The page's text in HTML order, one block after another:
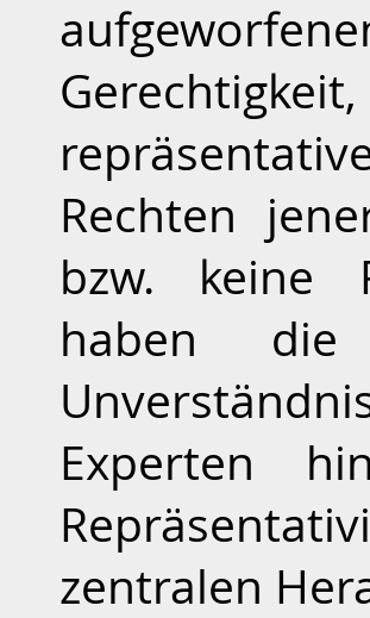
Rechten
bzw. keine
haben die
Experten
zentralen